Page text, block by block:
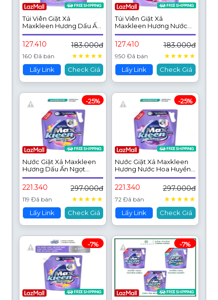
Túi Viên Giặt Xả
Maxkleen Hương Dấu Ấn
Ngọt Ngào 15g x 34Viên
127.410 183.000đ
160 Đã bán ★★★★★
Lấy Link Check Giá
Túi Viên Giặt Xả
Maxkleen Hương Nước
Hoa Huyền Diệu 15g x
34Viên
127.410 183.000đ
950 Đã bán ★★★★★
Lấy Link Check Giá
Nước Giặt Xả Maxkleen
Hương Dấu Ấn Ngọt
Ngào Túi 3.6kg
221.340 297.000đ
119 Đã bán ★★★★★
Lấy Link Check Giá
-25%
Nước Giặt Xả Maxkleen
Hương Nước Hoa Huyền
Diệu Túi 3.6kg
221.340 297.000đ
72 Đã bán ★★★★★
Lấy Link Check Giá
-25%
-7% -7%